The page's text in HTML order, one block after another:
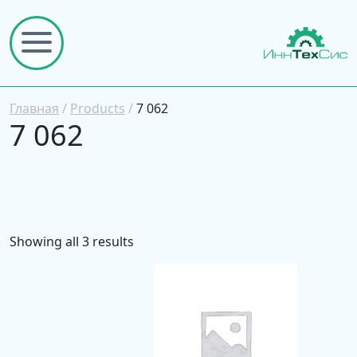
Главная / Products /7 062
7 062
Showing all 3 results